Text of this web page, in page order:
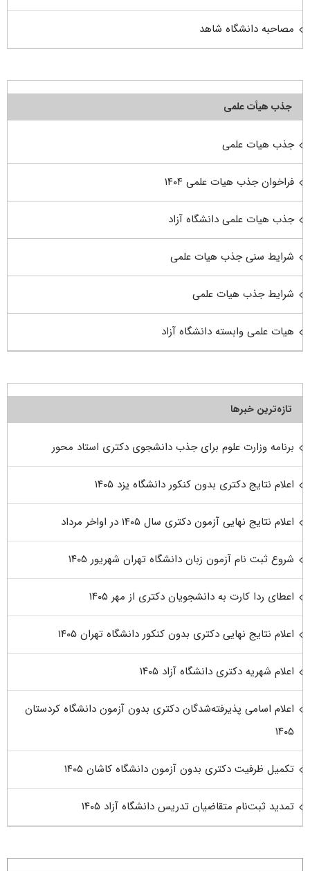
مصاحبه دانشگاه شاهد
جذب هیأت علمی
جذب هیات علمی
فراخوان جذب هیات علمی ۱۴۰۴
جذب هیات علمی دانشگاه آزاد
شرایط سنی جذب هیات علمی
شرایط جذب هیات علمی
هیات علمی وابسته دانشگاه آزاد
تازه‌ترین خبرها
برنامه وزارت علوم برای جذب دانشجوی دکتری استاد محور
اعلام نتایج دکتری بدون کنکور دانشگاه یزد ۱۴۰۵
اعلام نتایج نهایی آزمون دکتری سال ۱۴۰۵ در اواخر مرداد
شروع ثبت نام آزمون زبان دانشگاه تهران شهریور ۱۴۰۵
اعطای ردا کارت به دانشجویان دکتری از مهر ۱۴۰۵
اعلام نتایج نهایی دکتری بدون کنکور دانشگاه تهران ۱۴۰۵
اعلام شهریه دکتری دانشگاه آزاد ۱۴۰۵
اعلام اسامی پذیرفته‌شدگان دکتری بدون آزمون دانشگاه کردستان
۱۴۰۵
تکمیل ظرفیت دکتری بدون آزمون دانشگاه کاشان ۱۴۰۵
تمدید ثبت‌نام متقاضیان تدریس دانشگاه آزاد ۱۴۰۵